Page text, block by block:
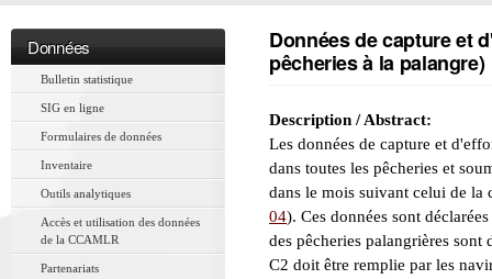
Données
Bulletin statistique
SIG en ligne
Formulaires de données
Inventaire
Outils analytiques
Accès et utilisation des données
de la CCAMLR
Partenariats
Données de capture et
pêcheries à la palangre)
Description / Abstract:
Les données de capture et
dans toutes les pêcheries et
dans le mois suivant celui de la
04). Ces données sont
des pêcheries palangrières sont
C2 doit être remplie par les